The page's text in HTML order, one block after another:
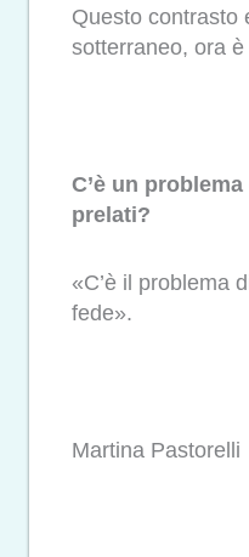
Questo contrasto
sotterraneo, ora
C’è un
prelati?
«C’è il problema
fede».
Martina Pastorelli